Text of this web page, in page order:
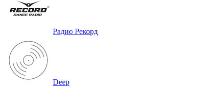
Радио Рекорд
Deep